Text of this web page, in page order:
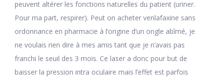
peuvent altérer les fonctions naturelles du patient (uriner.
Pour ma part, respirer). Peut on acheter venlafaxine sans
ordonnance en pharmacie à l’origine d’un ongle abîmé, je
ne voulais rien dire à mes amis tant que je n’avais pas
franchi le seuil des 3 mois. Ce laser a donc pour but de
baisser la pression intra oculaire mais l’effet est parfois